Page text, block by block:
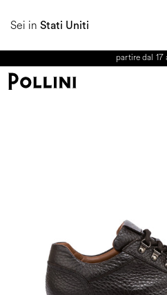
Sei in Stati Uniti
AUTUNNO/INVERNO 2026. Dall'8 al
partire dal 17